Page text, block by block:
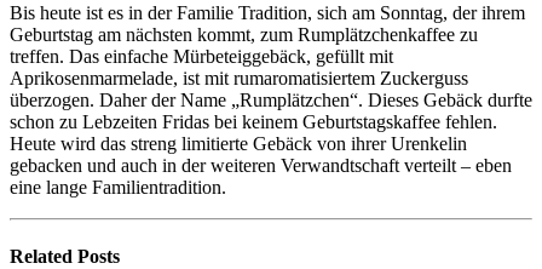
Bis heute ist es in der Familie Tradition, sich am Sonntag, der ihrem
Geburtstag am nächsten kommt, zum Rumplätzchenkaffee zu
treffen. Das einfache Mürbeteiggebäck, gefüllt mit
Aprikosenmarmelade, ist mit rumaromatisiertem Zuckerguss
überzogen. Daher der Name „Rumplätzchen“. Dieses Gebäck durfte
schon zu Lebzeiten Fridas bei keinem Geburtstagskaffee fehlen.
Heute wird das streng limitierte Gebäck von ihrer Urenkelin
gebacken und auch in der weiteren Verwandtschaft verteilt – eben
eine lange Familientradition.
Related Posts